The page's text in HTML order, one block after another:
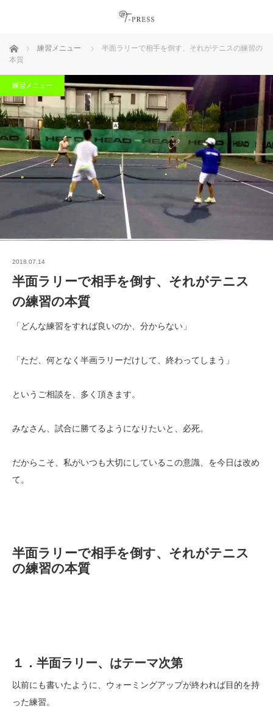
ホーム 練習メニュー
半面ラリーで相手を倒す、それがテニスの練習の
本質
練習メニュー
2018.07.14
半面ラリーで相手を倒す、それがテニス
の練習の本質
「どんな練習をすれば良いのか、分からない」
「ただ、何となく半画ラリーだけして、終わってしまう」
というご相談を、多く頂きます。
みなさん、試合に勝てるようになりたいと、必死。
だからこそ、私がいつも大切にしているこの意識、を今日は改め
て。
半面ラリーで相手を倒す、それがテニス
の練習の本質
１．半面ラリー、はテーマ次第
以前にも書いたように、ウォーミングアップが終われば目的を持
った練習。